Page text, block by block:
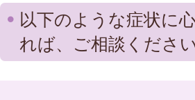
以下のような症状に
れば、ご相談くださ